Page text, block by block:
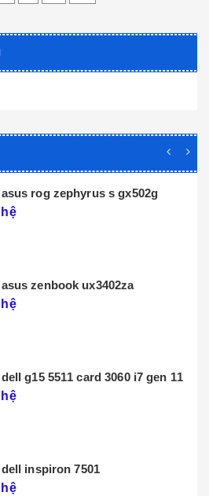
Main dell xps 9320 core i5 i7 th12 la-
l071p
Main lenovo t14 gen 3
Liên hệ